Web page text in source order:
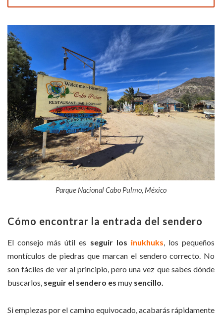
Parque Nacional Cabo Pulmo, México
Cómo encontrar la entrada del sendero
El consejo más útil es seguir los inukhuks, los pequeños
montículos de piedras que marcan el sendero correcto. No
son fáciles de ver al principio, pero una vez que sabes dónde
buscarlos, seguir el sendero es muy sencillo.
Si empiezas por el camino equivocado, acabarás rápidamente